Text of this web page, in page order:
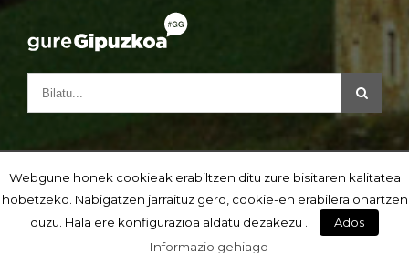
Webgune honek cookieak erabiltzen ditu zure bisitaren kalitatea
hobetzeko. Nabigatzen jarraituz gero, cookie-en erabilera onartzen
duzu. Hala ere konfigurazioa aldatu dezakezu .
Ados
Informazio gehiago